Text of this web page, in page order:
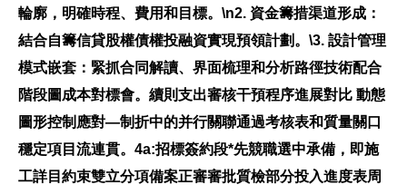
輪廓，明確時程、費用和目標。\n2. 資金籌措渠道形成 ：
結合自籌信貸股權債權投融資實現預領計劃。\3. 設計管理
模式嵌套 ：緊抓合同解讀、界面梳理和分析路徑技術配合
階段圖成本對標會。續則支出審核干預程序進展對比 動態
圖形控制應對—制折中的并行關聯通過考核表和質量關口
穩定項目流連貫。4a:招標簽約段*先競職選中承備，即施
工詳目約束雙立分項備案正審審批質檢部分投入進度表周